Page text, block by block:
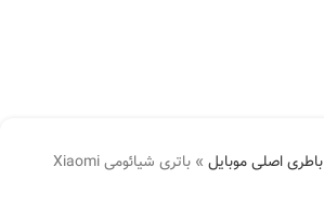
باطری اصلی موبایل »
باتری شیائومی Xiaomi